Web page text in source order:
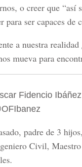
o creer que “así
para ser capaces
a nuestra
mueva para
Fidencio
padre de 3
Civil,